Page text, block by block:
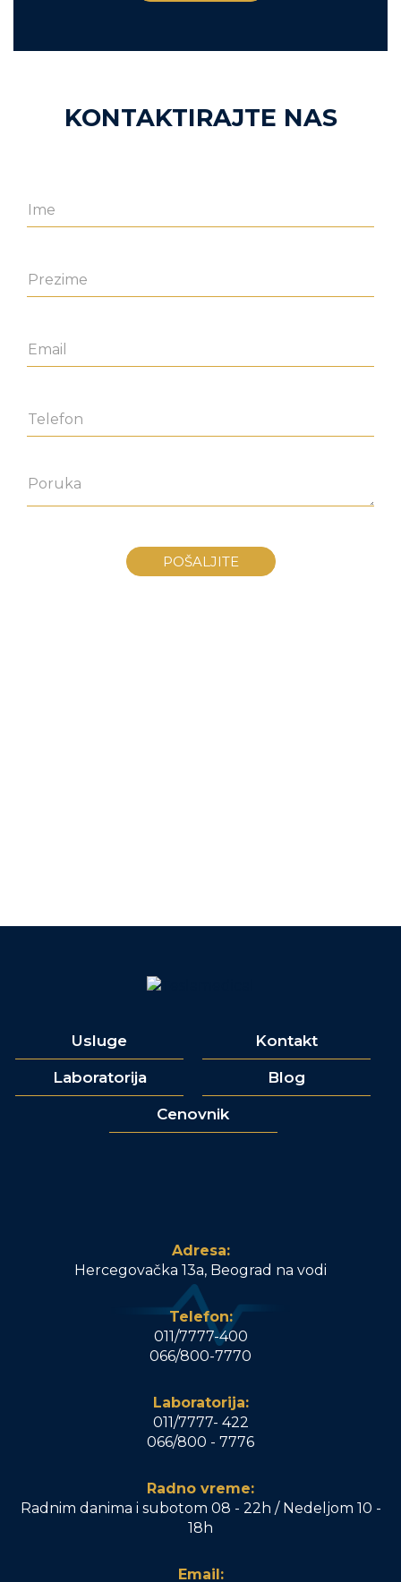
KONTAKTIRAJTE NAS
Usluge Kontakt
Laboratorija Blog
Cenovnik
Adresa:
Hercegovačka 13a, Beograd na vodi
Telefon:
011/7777-400
066/800-7770
Laboratorija:
011/7777- 422
066/800 - 7776
Radno vreme:
Radnim danima i subotom 08 - 22h / Nedeljom 10 -
18h
Email: